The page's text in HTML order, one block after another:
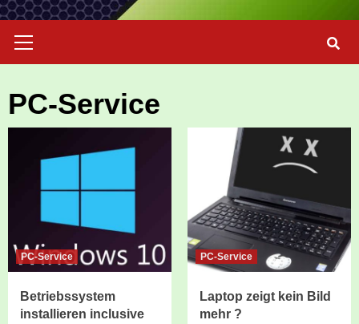
Menu
PC-Service
PC-Service
Betriebssystem
installieren inclusive
PC-Service
Laptop zeigt kein Bild
mehr ?